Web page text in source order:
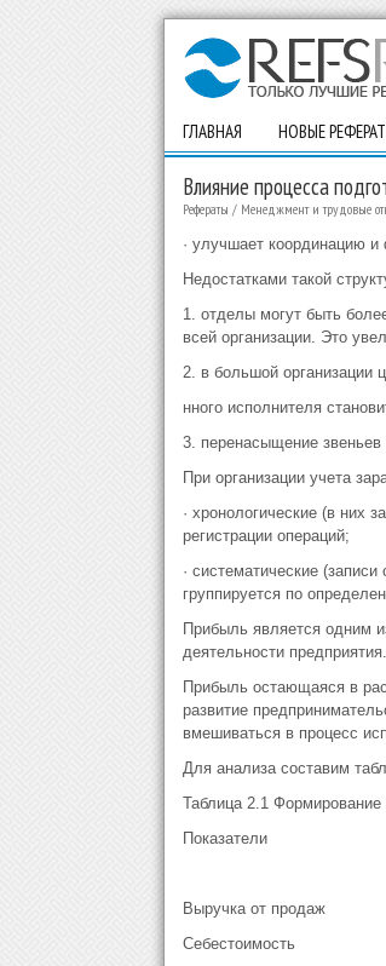
ГЛАВНАЯ НОВЫЕ
Влияние процесса
Рефераты / Менеджмент и трудовые
· улучшает координацию
Недостатками такой
1. отделы могут быть
всей организации. Это
2. в большой организации
нного исполнителя
3. перенасыщение звеньев
При организации учета
· хронологические (в них
регистрации операций;
· систематические
группируется по
Прибыль является одним
деятельности предприятия.
Прибыль остающаяся в
развитие
вмешиваться в процесс
Для анализа составим
Таблица 2.1
Показатели
Выручка от продаж
Себестоимость